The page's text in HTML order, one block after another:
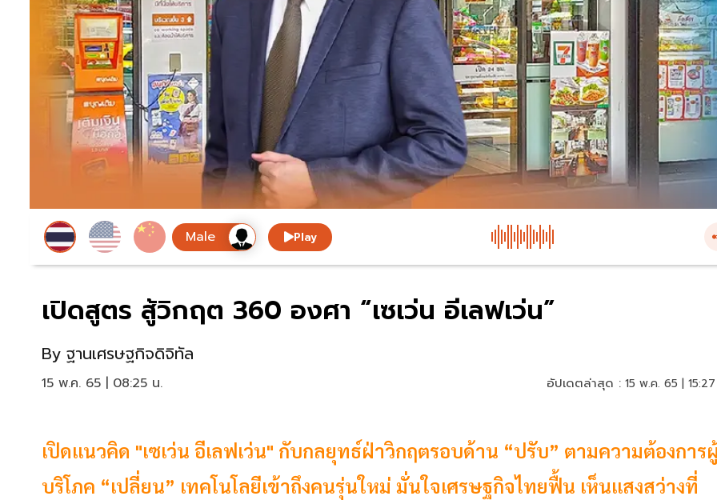
Play
เปิดสูตร สู้วิกฤต 360 องศา “เซเว่น อีเลฟเว่น”
By ฐานเศรษฐกิจดิจิทัล
15 พ.ค. 65 | 08:25 น. อัปเดตล่าสุด : 15 พ.ค. 65 |
เปิดแนวคิด "เซเว่น อีเลฟเว่น" กับกลยุทธ์ฝ่าวิกฤตรอบด้าน “ปรับ” ตามความต้องการ
บริโภค “เปลี่ยน” เทคโนโลยีเข้าถึงคนรุ่นใหม่ มั่นใจเศรษฐกิจไทยฟื้น เห็นแสงสว่างที่